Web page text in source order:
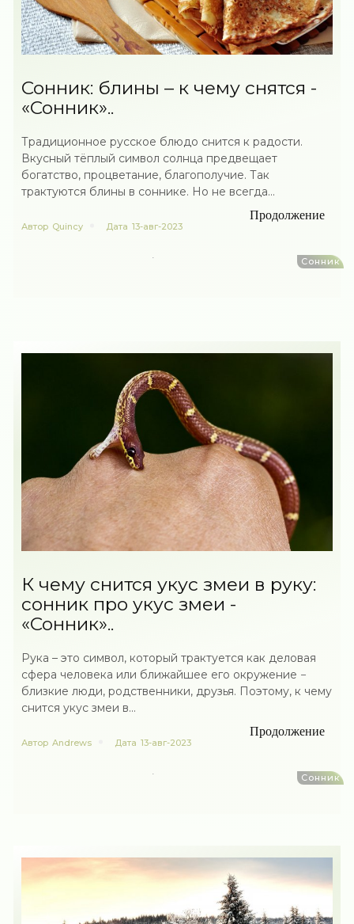
Сонник: блины – к чему снятся -
«Сонник»..
Традиционное русское блюдо снится к радости.
Вкусный тёплый символ солнца предвещает
богатство, процветание, благополучие. Так
трактуются блины в соннике. Но не всегда...
Продолжение
Автор Quincy Дата 13-авг-2023
Сонник
К чему снится укус змеи в руку:
сонник про укус змеи -
«Сонник»..
Рука – это символ, который трактуется как деловая
сфера человека или ближайшее его окружение −
близкие люди, родственники, друзья. Поэтому, к чему
снится укус змеи в...
Продолжение
Автор Andrews Дата 13-авг-2023
Сонник